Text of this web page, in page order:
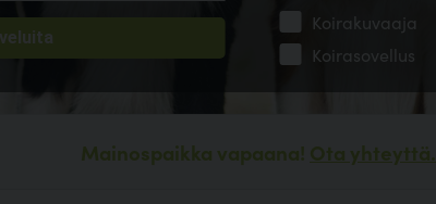
Koirakuvaaja
Koirasovellus
Mainospaikka vapaana! Ota yhteyttä.